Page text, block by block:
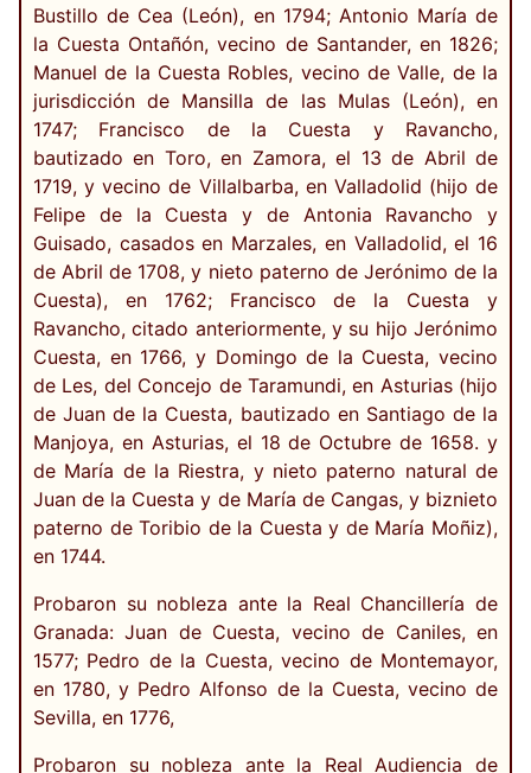
Bustillo de Cea (León), en 1794; Antonio María de
la Cuesta Ontañón, vecino de Santander, en 1826;
Manuel de la Cuesta Robles, vecino de Valle, de la
jurisdicción de Mansilla de las Mulas (León), en
1747; Francisco de la Cuesta y Ravancho,
bautizado en Toro, en Zamora, el 13 de Abril de
1719, y vecino de Villalbarba, en Valladolid (hijo de
Felipe de la Cuesta y de Antonia Ravancho y
Guisado, casados en Marzales, en Valladolid, el 16
de Abril de 1708, y nieto paterno de Jerónimo de la
Cuesta), en 1762; Francisco de la Cuesta y
Ravancho, citado anteriormente, y su hijo Jerónimo
Cuesta, en 1766, y Domingo de la Cuesta, vecino
de Les, del Concejo de Taramundi, en Asturias (hijo
de Juan de la Cuesta, bautizado en Santiago de la
Manjoya, en Asturias, el 18 de Octubre de 1658. y
de María de la Riestra, y nieto paterno natural de
Juan de la Cuesta y de María de Cangas, y biznieto
paterno de Toribio de la Cuesta y de María Moñiz),
en 1744.
Probaron su nobleza ante la Real Chancillería de
Granada: Juan de Cuesta, vecino de Caniles, en
1577; Pedro de la Cuesta, vecino de Montemayor,
en 1780, y Pedro Alfonso de la Cuesta, vecino de
Sevilla, en 1776,
Probaron su nobleza ante la Real Audiencia de